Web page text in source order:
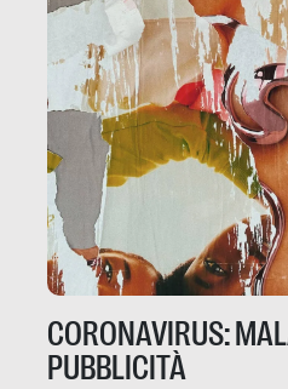
CORONAVIRUS:
PUBBLICITÀ